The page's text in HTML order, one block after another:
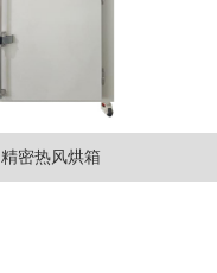
精密热风烘箱